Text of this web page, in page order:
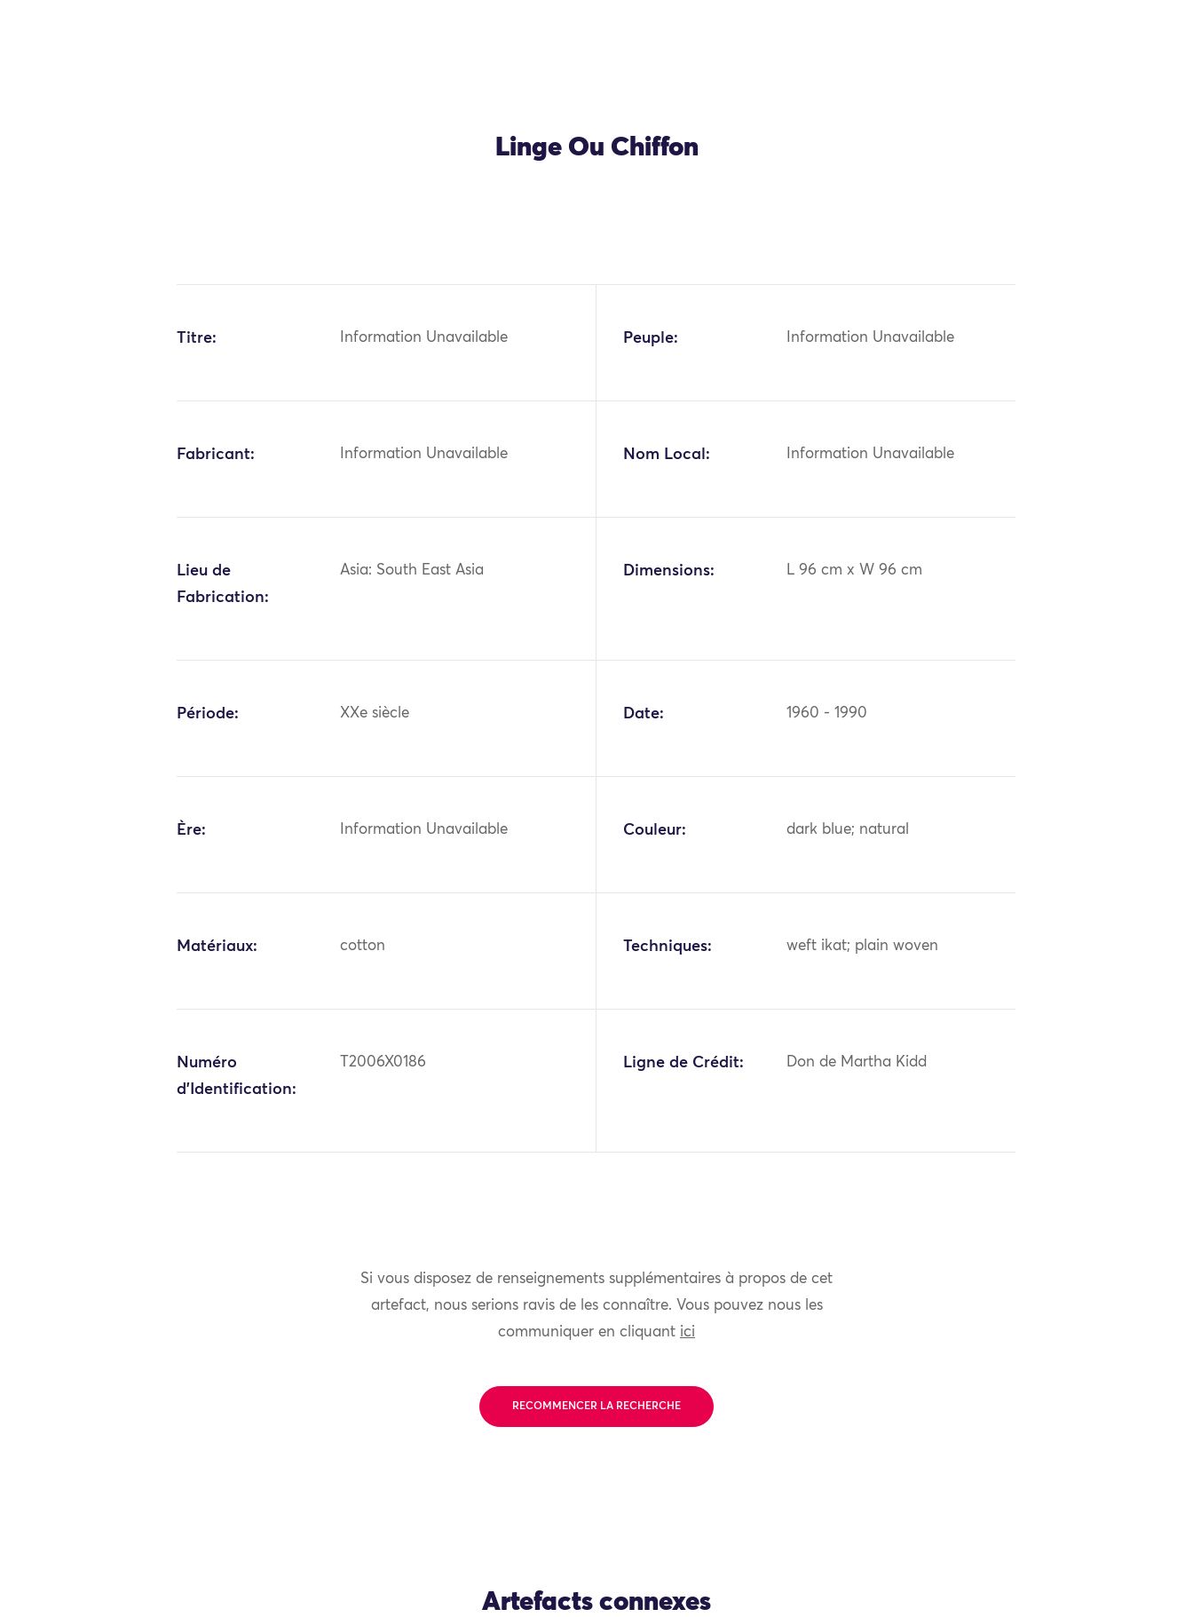
Linge Ou Chiffon
Titre: Information Unavailable Peuple: Information Unavailable
Fabricant: Information Unavailable Nom Local: Information Unavailable
Lieu de
Fabrication:
Asia: South East Asia Dimensions: L 96 cm x W 96 cm
Période: XXe siècle Date: 1960 - 1990
Ère: Information Unavailable Couleur: dark blue; natural
Matériaux: cotton Techniques: weft ikat; plain woven
Numéro
d'Identification:
T2006X0186 Ligne de Crédit: Don de Martha Kidd
Si vous disposez de renseignements supplémentaires à propos de cet
artefact, nous serions ravis de les connaître. Vous pouvez nous les
communiquer en cliquant ici
RECOMMENCER LA RECHERCHE
Artefacts connexes